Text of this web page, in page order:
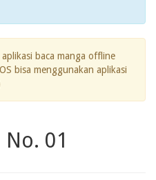
baca manga offline
bisa menggunakan aplikasi
01